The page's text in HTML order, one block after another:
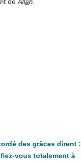
des grâces dirent :
vous totalement à